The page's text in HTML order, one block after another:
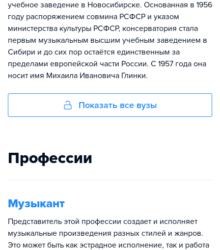
учебное заведение в Новосибирске. Основанная в 1956
году распоряжением совмина РСФСР и указом
министерства культуры РСФСР, консерватория стала
первым музыкальным высшим учебным заведением в
Сибири и до сих пор остаётся единственным за
пределами европейской части России. С 1957 года она
носит имя Михаила Ивановича Глинки.
Показать все вузы
Профессии
Музыкант
Представитель этой профессии создает и исполняет
музыкальные произведения разных стилей и жанров.
Это может быть как эстрадное исполнение, так и работа